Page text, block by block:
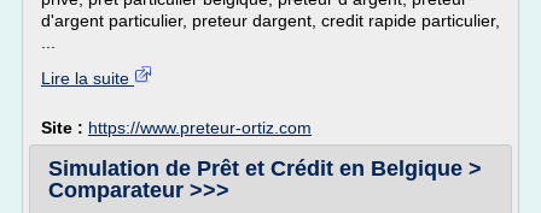
d'argent particulier, preteur dargent, credit rapide particulier,
Lire la suite
Site : https://www.preteur-ortiz.com
Simulation de Prêt et Crédit en Belgique >
Comparateur >>>